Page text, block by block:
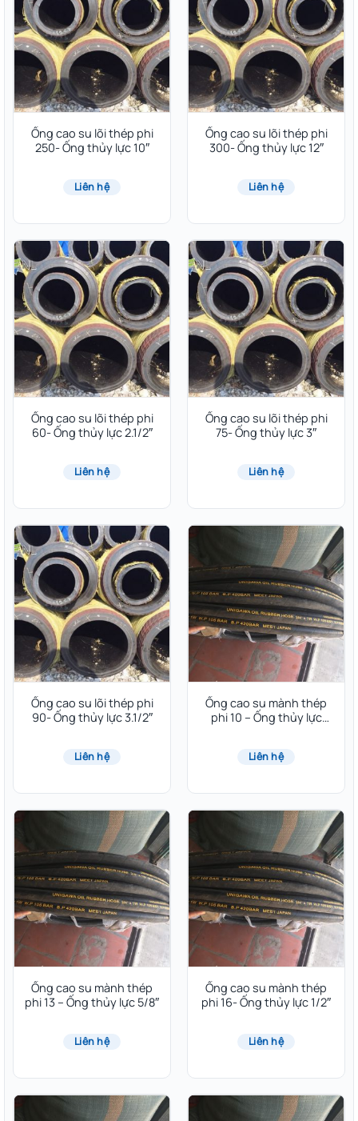
Ống cao su lõi thép phi
250- Ống thủy lực 10″
Liên hệ
Ống cao su lõi thép phi
300- Ống thủy lực 12″
Liên hệ
Ống cao su lõi thép phi
60- Ống thủy lực 2.1/2″
Liên hệ
Ống cao su lõi thép phi
75- Ống thủy lực 3″
Liên hệ
Ống cao su lõi thép phi
90- Ống thủy lực 3.1/2″
Liên hệ
Ống cao su mành thép
phi 10 – Ống thủy lực
Liên hệ
Ống cao su mành thép
phi 13 – Ống thủy lực 5/8″
Liên hệ
Ống cao su mành thép
phi 16- Ống thủy lực 1/2″
Liên hệ